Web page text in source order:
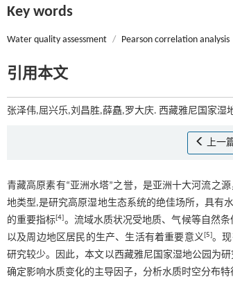
Key words
Water quality assessment / Pearson correlation analysis
引用本文
张泽伟,屈兴乐,刘昌胜,薛矗,罗大庆. 西藏雅尼国家湿
上一
青藏高原素有“亚洲水塔”之誉，是亚洲十大河流之
地类型,是研究高原湿地生态系统的绝佳场所，具有
的重要指标[4]。流域水质状况受地质、气候等自然
以及周边地区居民的生产、生活有着重要意义[5]。
研究较少。因此，本文以西藏雅尼国家湿地公园为
确定影响水质变化的主导因子，分析水质时空分布